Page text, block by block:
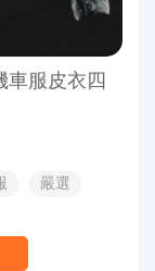
車服皮衣四
嚴選